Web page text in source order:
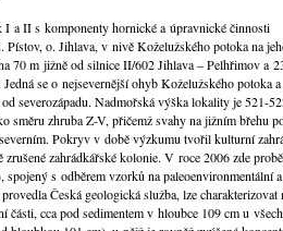
a II s komponenty hornické a úpravnické činnosti
Pístov, o. Jihlava, v nivě Koželužského potoka na
70 m jižně od silnice II/602 Jihlava – Pelhřimov a
se o nejsevernější ohyb Koželužského potoka
severozápadu. Nadmořská výška lokality je 521-
směru zhruba Z-V, přičemž svahy na jižním břehu
Pokryv v době výzkumu tvořil kulturní
zrušené zahrádkářské kolonie. V roce 2006 zde
s odběrem vzorků na paleoenvironmentální
Česká geologická služba, lze
části, cca pod sedimentem v hloubce 109 cm u